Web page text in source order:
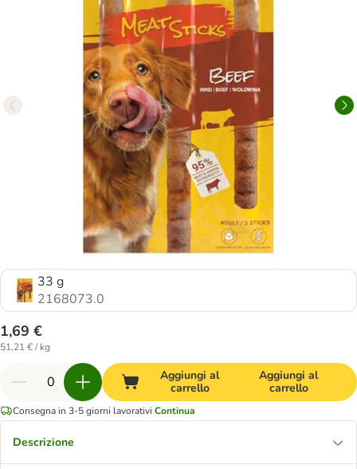
33 g
2168073.0
1,69 €
51,21 € / kg
Aggiungi al
carrello
Aggiungi al
carrello
Consegna in 3-5 giorni lavorativi Continua
Descrizione